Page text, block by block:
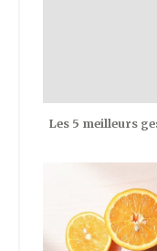
Les 5 meilleurs